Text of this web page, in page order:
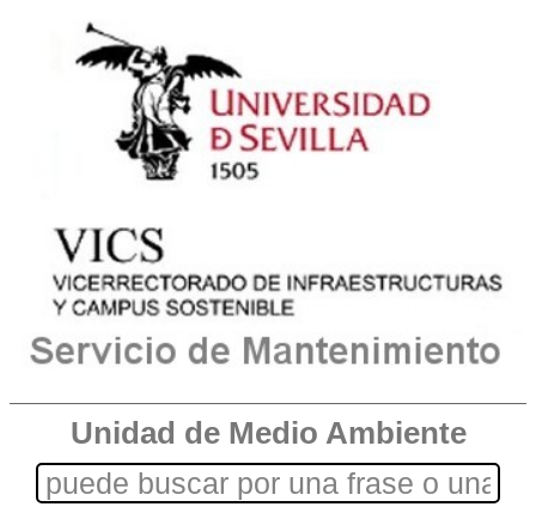
Unidad de Medio Ambiente